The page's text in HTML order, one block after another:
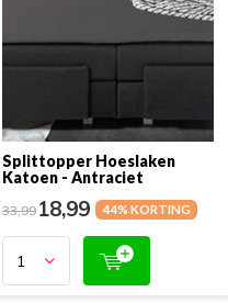
Splittopper Hoeslaken
Katoen - Antraciet
33,9918,99 44% KORTING